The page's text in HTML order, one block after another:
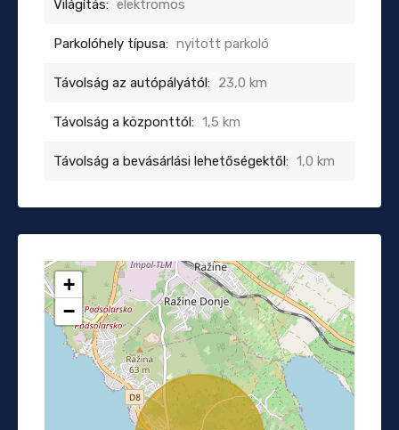
Világítás: elektromos
Parkolóhely típusa: nyitott parkoló
Távolság az autópályától: 23,0 km
Távolság a központtól: 1,5 km
Távolság a bevásárlási lehetőségektől: 1,0 km
+
−